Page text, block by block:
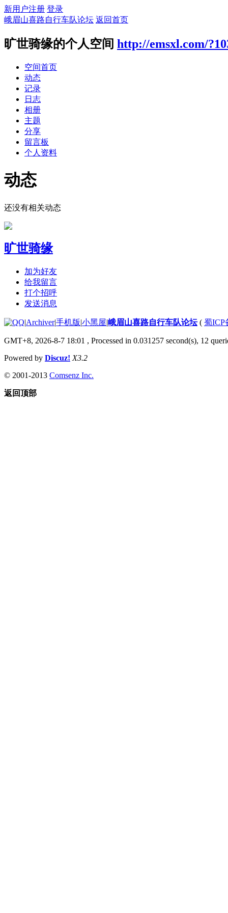
新用户注册 登录
峨眉山喜路自行车队论坛 返回首页
旷世骑缘的个人空间 http://emsxl.com/
空间首页
动态
记录
日志
相册
主题
分享
留言板
个人资料
动态
还没有相关动态
旷世骑缘
加为好友
给我留言
打个招呼
发送消息
|Archiver|手机版|小黑屋|峨眉山喜路自行车队论坛( 蜀ICP
GMT+8, 2026-8-7 18:01 , Processed in 0.031257 second(s), 12
Powered by Discuz! X3.2
© 2001-2013 Comsenz Inc.
返回顶部